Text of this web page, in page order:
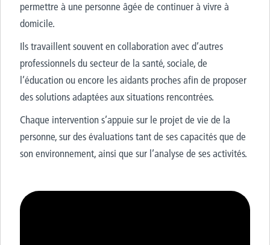
permettre à une personne âgée de continuer à vivre à
domicile.
Ils travaillent souvent en collaboration avec d’autres
professionnels du secteur de la santé, sociale, de
l’éducation ou encore les aidants proches afin de proposer
des solutions adaptées aux situations rencontrées.
Chaque intervention s’appuie sur le projet de vie de la
personne, sur des évaluations tant de ses capacités que de
son environnement, ainsi que sur l’analyse de ses activités.